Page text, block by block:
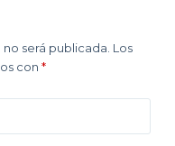
será publicada. Los
con *